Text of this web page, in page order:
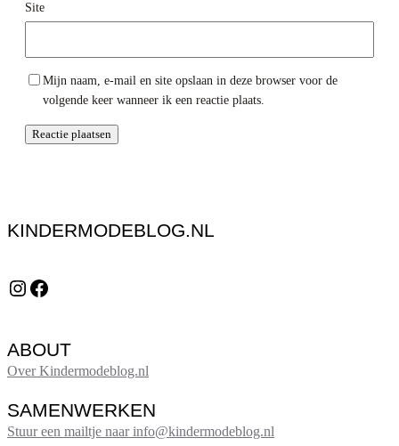
Site
Mijn naam, e-mail en site opslaan in deze browser voor de
volgende keer wanneer ik een reactie plaats.
KINDERMODEBLOG.NL
Instagram Facebook
ABOUT
Over Kindermodeblog.nl
SAMENWERKEN
Stuur een mailtje naar info@kindermodeblog.nl